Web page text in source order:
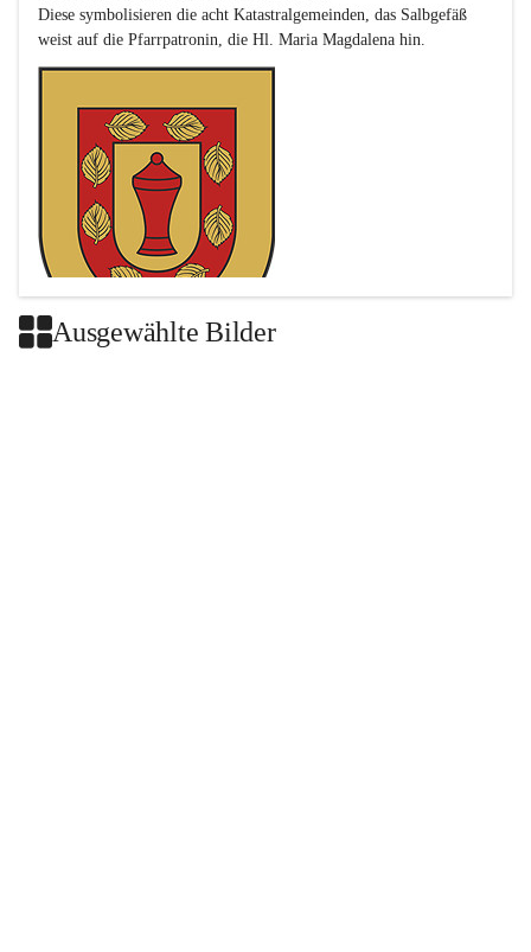
Diese symbolisieren die acht Katastralgemeinden, das Salbgefäß
Ausgewählte Bilder